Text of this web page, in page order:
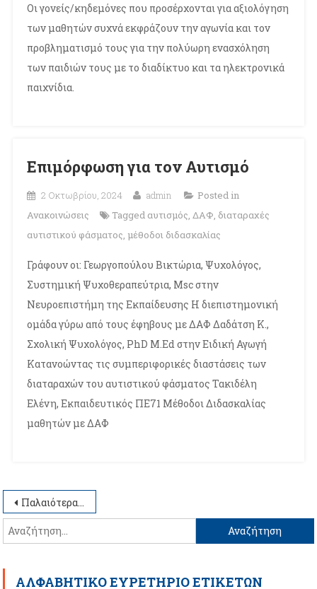
Οι γονείς/κηδεμόνες που προσέρχονται για αξιολόγηση
των μαθητών συχνά εκφράζουν την αγωνία και τον
προβληματισμό τους για την πολύωρη ενασχόληση
των παιδιών τους με το διαδίκτυο και τα ηλεκτρονικά
παιχνίδια.
Επιμόρφωση για τον Αυτισμό
2 Οκτωβρίου, 2024 admin
Posted in
Ανακοινώσεις
Tagged αυτισμός, ΔΑΦ, διαταραχές
αυτιστικού φάσματος, μέθοδοι διδασκαλίας
Γράφουν οι: Γεωργοπούλου Βικτώρια, Ψυχολόγος,
Συστημική Ψυχοθεραπεύτρια, Msc στην
Νευροεπιστήμη της Εκπαίδευσης Η διεπιστημονική
ομάδα γύρω από τους έφηβους με ΔΑΦ Δαδάτση Κ.,
Σχολική Ψυχολόγος, PhD M.Ed στην Ειδική Αγωγή
Κατανοώντας τις συμπεριφορικές διαστάσεις των
διαταραχών του αυτιστικού φάσματος Τακιδέλη
Ελένη, Εκπαιδευτικός ΠΕ71 Μέθοδοι Διδασκαλίας
μαθητών με ΔΑΦ
Πλοήγηση
άρθρων
Παλαιότερα άρθρα
Αναζήτηση
για:
ΑΛΦΑΒΗΤΙΚΌ ΕΥΡΕΤΉΡΙΟ EΤΙΚΕΤΏΝ